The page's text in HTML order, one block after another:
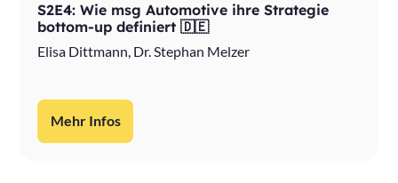
S2E4: Wie msg Automotive ihre Strategie
bottom-up definiert 🇩🇪
Elisa Dittmann, Dr. Stephan Melzer
Mehr Infos